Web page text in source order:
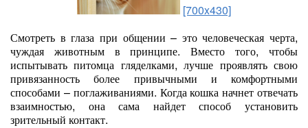
[700x430]
Смотреть в глаза при общении – это человеческая черта,
чуждая животным в принципе. Вместо того, чтобы
испытывать питомца гляделками, лучше проявлять свою
привязанность более привычными и комфортными
способами – поглаживаниями. Когда кошка начнет отвечать
взаимностью, она сама найдет способ установить
зрительный контакт.